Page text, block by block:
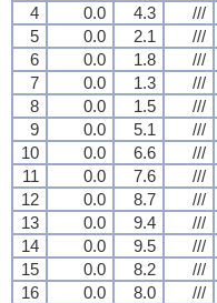
4
0.0 4.3 ///
5
0.0 2.1 ///
6
0.0 1.8 ///
7
0.0 1.3 ///
8
0.0 1.5 ///
9
0.0 5.1 ///
10
0.0 6.6 ///
11
0.0 7.6 ///
12
0.0 8.7 ///
13
0.0 9.4 ///
14
0.0 9.5 ///
15
0.0 8.2 ///
16
0.0 8.0 ///
4
0.0 4.3 ///
5
0.0 2.1 ///
6
0.0 1.8 ///
7
0.0 1.3 ///
8
0.0 1.5 ///
9
0.0 5.1 ///
10
0.0 6.6 ///
11
0.0 7.6 ///
12
0.0 8.7 ///
13
0.0 9.4 ///
14
0.0 9.5 ///
15
0.0 8.2 ///
16
0.0 8.0 ///
4
0.0 4.3 ///
5
0.0 2.1 ///
6
0.0 1.8 ///
7
0.0 1.3 ///
8
0.0 1.5 ///
9
0.0 5.1 ///
10
0.0 6.6 ///
11
0.0 7.6 ///
12
0.0 8.7 ///
13
0.0 9.4 ///
14
0.0 9.5 ///
15
0.0 8.2 ///
16
0.0 8.0 ///
4
0.0 4.3 ///
5
0.0 2.1 ///
6
0.0 1.8 ///
7
0.0 1.3 ///
8
0.0 1.5 ///
9
0.0 5.1 ///
10
0.0 6.6 ///
11
0.0 7.6 ///
12
0.0 8.7 ///
13
0.0 9.4 ///
14
0.0 9.5 ///
15
0.0 8.2 ///
16
0.0 8.0 ///